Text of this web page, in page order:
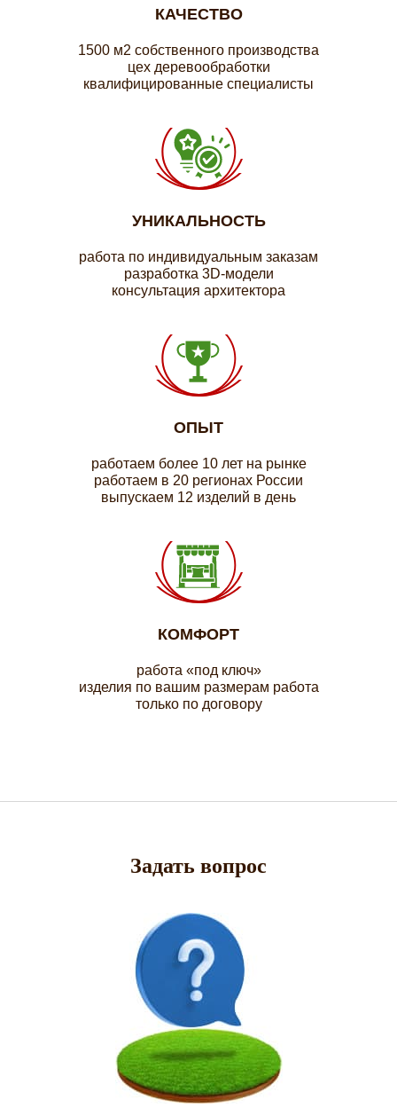
КАЧЕСТВО
1500 м2 собственного производства
цех деревообработки
квалифицированные специалисты
УНИКАЛЬНОСТЬ
работа по индивидуальным заказам
разработка 3D-модели
консультация архитектора
ОПЫТ
работаем более 10 лет на рынке
работаем в 20 регионах России
выпускаем 12 изделий в день
КОМФОРТ
работа «под ключ»
изделия по вашим размерам работа
только по договору
Задать вопрос